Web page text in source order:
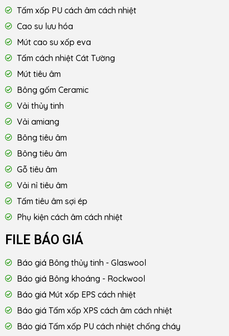
Tấm xốp PU cách âm cách nhiệt
Cao su lưu hóa
Mút cao su xốp eva
Tấm cách nhiệt Cát Tường
Mút tiêu âm
Bông gốm Ceramic
Vải thủy tinh
Vải amiang
Bông tiêu âm
Bông tiêu âm
Gỗ tiêu âm
Vải nỉ tiêu âm
Tấm tiêu âm sợi ép
Phụ kiện cách âm cách nhiệt
FILE BÁO GIÁ
Báo giá Bông thủy tinh - Glaswool
Báo giá Bông khoáng - Rockwool
Báo giá Mút xốp EPS cách nhiệt
Báo giá Tấm xốp XPS cách âm cách nhiệt
Báo giá Tấm xốp PU cách nhiệt chống cháy